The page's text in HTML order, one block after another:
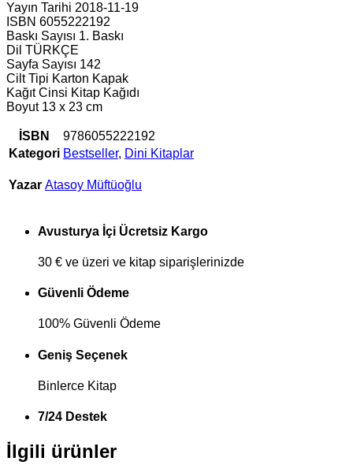
Yayın Tarihi 2018-11-19
ISBN 6055222192
Baskı Sayısı 1. Baskı
Dil TÜRKÇE
Sayfa Sayısı 142
Cilt Tipi Karton Kapak
Kağıt Cinsi Kitap Kağıdı
Boyut 13 x 23 cm
İSBN
9786055222192
Kategori Bestseller, Dini Kitaplar
Yazar Atasoy Müftüoğlu
Avusturya İçi Ücretsiz Kargo
30 € ve üzeri ve kitap siparişlerinizde
Güvenli Ödeme
100% Güvenli Ödeme
Geniş Seçenek
Binlerce Kitap
7/24 Destek
İlgili ürünler